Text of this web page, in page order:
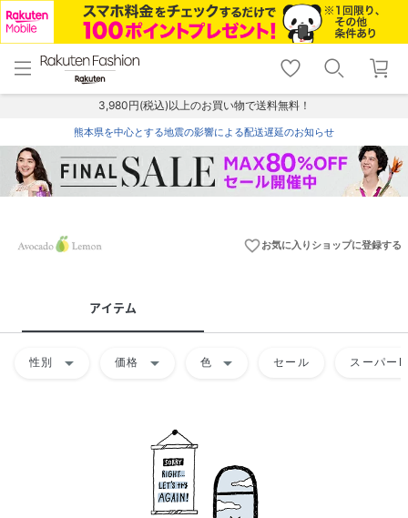
menu home
トップ
shopping_cart lock_outline
ログイン
3,980円(税込)以上のお買い物で送料無料！
熊本県を中心とする地震の影響による配送遅延のお知らせ
favorite_borderお気に入りショップに登録する
アイテム
性別 arrow_drop_down 価格 arrow_drop_down 色 arrow_drop_down セール スーパー